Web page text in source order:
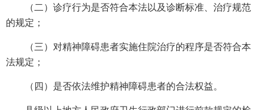
（二）诊疗行为是否符合本法以及诊断标准、治疗规范
的规定；
（三）对精神障碍患者实施住院治疗的程序是否符合本
法规定；
（四）是否依法维护精神障碍患者的合法权益。